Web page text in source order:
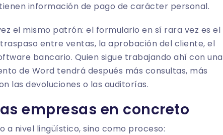
información de pago de carácter personal.
el mismo patrón: el formulario en sí rara vez es el
entre ventas, la aprobación del cliente, el
bancario. Quien sigue trabajando ahí con una
de Word tendrá después más consultas, más
las devoluciones o las auditorías.
empresas en concreto
a nivel lingüístico, sino como proceso: